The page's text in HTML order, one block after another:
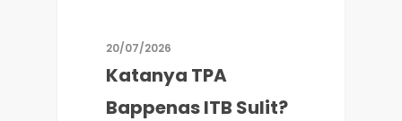
20/07/2026
Katanya TPA
Bappenas ITB Sulit?